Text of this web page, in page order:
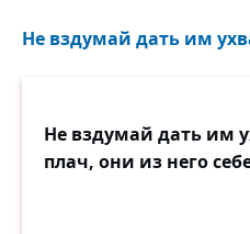
Не вздумай дать им
Не вздумай дать им
плач, они из него